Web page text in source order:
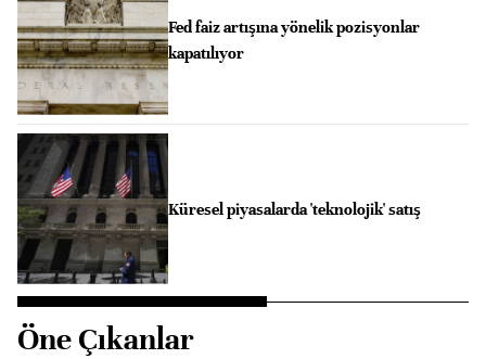
Fed faiz artışına yönelik pozisyonlar
kapatılıyor
Küresel piyasalarda 'teknolojik' satış
Öne Çıkanlar